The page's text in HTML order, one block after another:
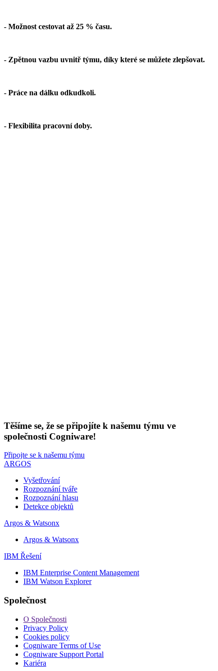
- Možnost cestovat až 25 % času.
- Zpětnou vazbu uvnitř týmu, díky které se můžete zlepšovat.
- Práce na dálku odkudkoli.
- Flexibilita pracovní doby.
Těšíme se, že se připojíte k našemu týmu ve
společnosti Cogniware!
Připojte se k našemu týmu
ARGOS
Vyšetřování
Rozpoznání tváře
Rozpoznání hlasu
Detekce objektů
Argos & Watsonx
Argos & Watsonx
IBM Řešení
IBM Enterprise Content Management
IBM Watson Explorer
Společnost
O Společnosti
Privacy Policy
Cookies policy
Cogniware Terms of Use
Cogniware Support Portal
Kariéra